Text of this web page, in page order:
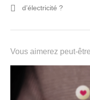
l’article
d’électricité ?
Vous aimerez peut-